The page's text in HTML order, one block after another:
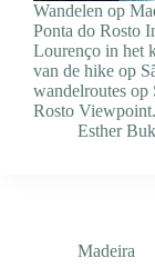
Wandelen op
Ponta do Rosto
Lourenço in het
van de hike op
wandelroutes op
Rosto
Esther
Madeira